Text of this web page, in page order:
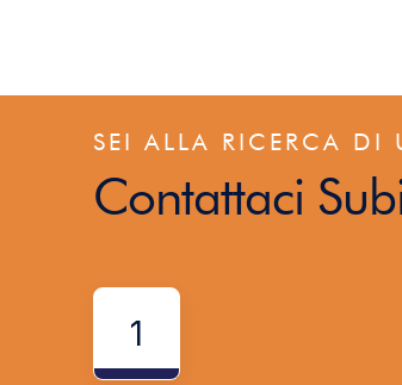
SEI ALLA RICERCA DI
Contattaci
1